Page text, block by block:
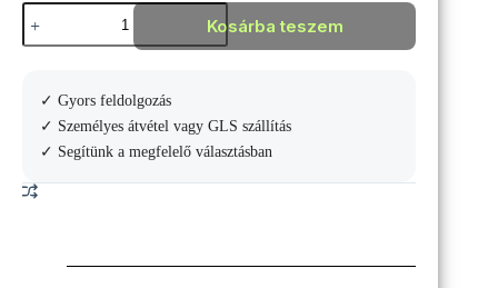
JOMA
STORM
VIPER
Kosárba teszem
✓ Gyors feldolgozás
✓ Személyes átvétel vagy GLS szállítás
✓ Segítünk a megfelelő választásban